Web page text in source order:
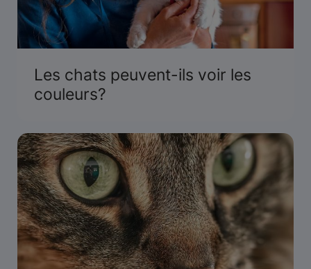
Les chats peuvent-ils voir les
couleurs?